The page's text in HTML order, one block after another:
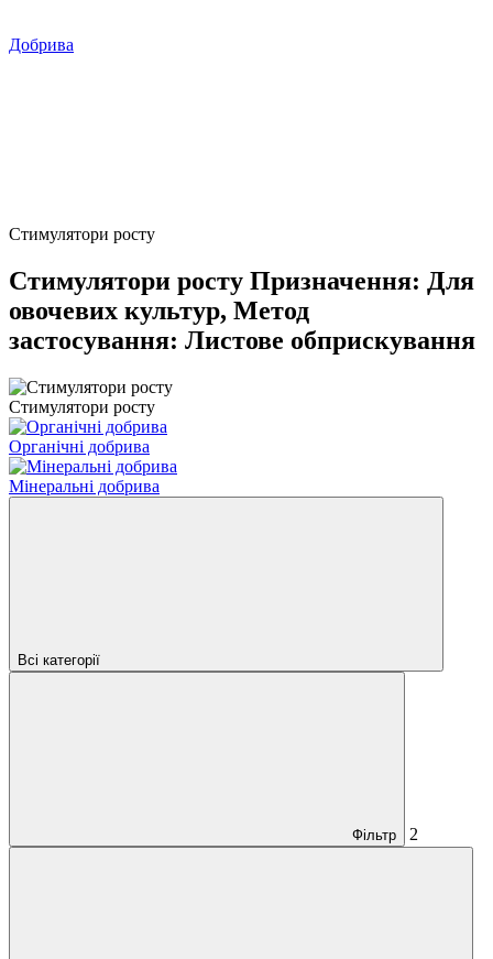
Добрива
Стимулятори росту
Стимулятори росту Призначення: Для
овочевих культур, Метод
застосування: Листове обприскування
Стимулятори росту
Органічні добрива
Мінеральні добрива
Всі категорії
Фільтр 2